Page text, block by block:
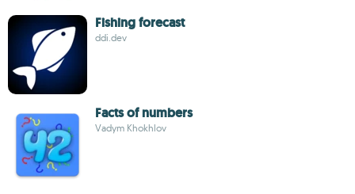
Fishing forecast
ddi.dev
Facts of numbers
Vadym Khokhlov